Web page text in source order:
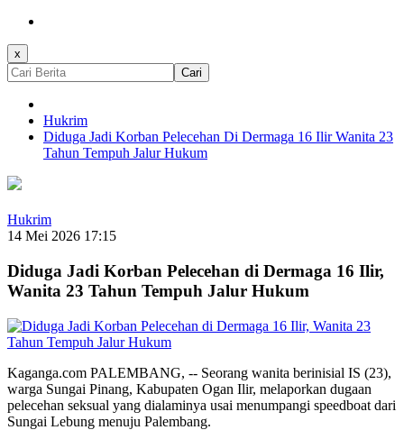
x
Cari
Hukrim
Diduga Jadi Korban Pelecehan Di Dermaga 16 Ilir Wanita 23
Tahun Tempuh Jalur Hukum
Hukrim
14 Mei 2026 17:15
Diduga Jadi Korban Pelecehan di Dermaga 16 Ilir,
Wanita 23 Tahun Tempuh Jalur Hukum
Kaganga.com PALEMBANG, -- Seorang wanita berinisial IS (23),
warga Sungai Pinang, Kabupaten Ogan Ilir, melaporkan dugaan
pelecehan seksual yang dialaminya usai menumpangi speedboat dari
Sungai Lebung menuju Palembang.